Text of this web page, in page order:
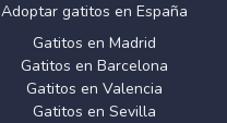
Adoptar gatitos en España
Gatitos en Madrid
Gatitos en Barcelona
Gatitos en Valencia
Gatitos en Sevilla